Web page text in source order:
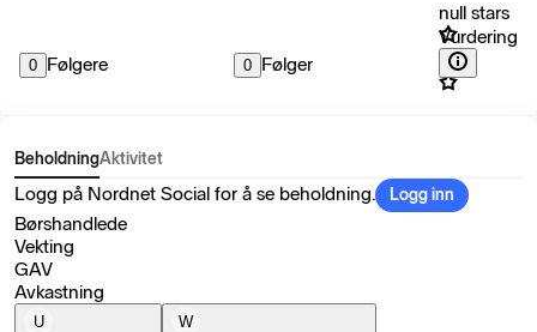
0 Følgere 0 Følger
null stars
Vurdering
BeholdningAktivitet
Logg på Nordnet Social for å se beholdning. Logg inn
Børshandlede
Vekting
GAV
Avkastning
U
W